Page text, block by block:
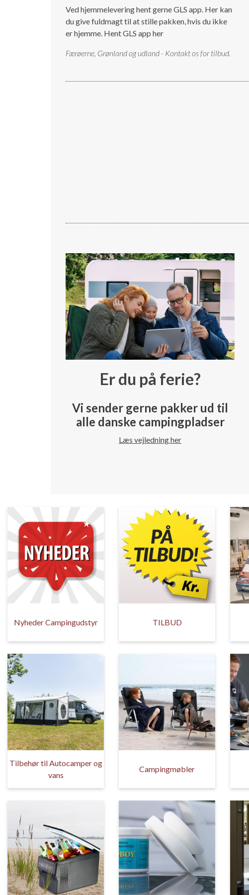
Ved hjemmelevering hent gerne GLS app. Her kan
du give fuldmagt til at stille pakken, hvis du ikke
er hjemme. Hent GLS app her
Færøerne, Grønland og udland - Kontakt os for tilbud.
Er du på ferie?
Vi sender gerne pakker ud til
alle danske campingpladser
Læs vejledning her
Nyheder Campingudstyr TILBUD
Tilbehør til Autocamper og
vans
Campingmøbler